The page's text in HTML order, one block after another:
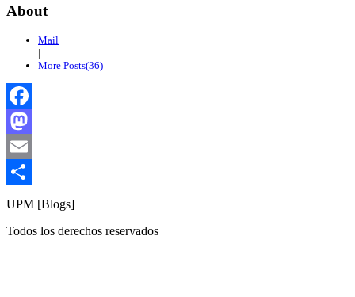
About
Mail
|
More Posts(36)
Facebook
Mastodon
Email
Compartir
UPM [Blogs]
Todos los derechos reservados